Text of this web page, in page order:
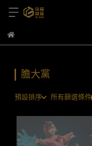
膽大黨
預設排序 所有篩選條件